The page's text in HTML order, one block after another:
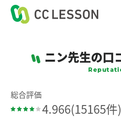
ニン先生の口
総合評価
4.966(15165件)